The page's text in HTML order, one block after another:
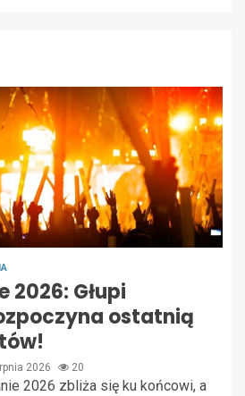
2026: Głupi
ostatnią
2026 20
2026 zbliża się ku końcowi, a